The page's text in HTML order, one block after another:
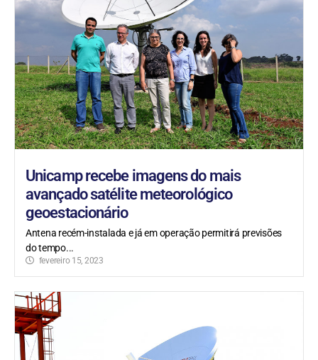
Unicamp recebe imagens do mais
avançado satélite meteorológico
geoestacionário
Antena recém-instalada e já em operação permitirá previsões
do tempo...
fevereiro 15, 2023